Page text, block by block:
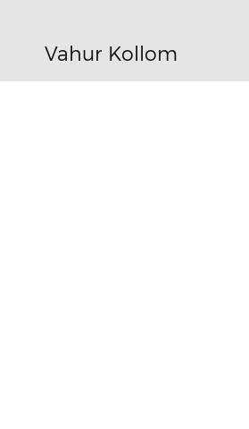
Vahur Kollom